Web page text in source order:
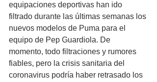
equipaciones deportivas han ido
filtrado durante las últimas semanas los
nuevos modelos de Puma para el
equipo de Pep Guardiola. De
momento, todo filtraciones y rumores
fiables, pero la crisis sanitaria del
coronavirus podría haber retrasado los